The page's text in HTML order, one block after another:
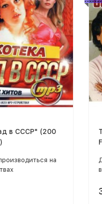
в СССР" (200
на